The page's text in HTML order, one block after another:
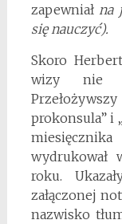
zapewniałna
się nauczyć).
Skoro
wizy nie
prokonsula” i
wydrukował
roku.
załączonej
nazwisko